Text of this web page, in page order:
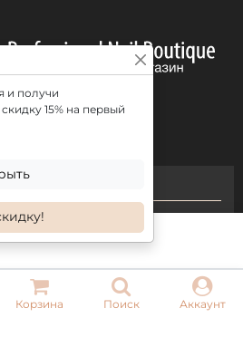
Корзина Поиск Аккаунт
05
05
и получи
15% на первый